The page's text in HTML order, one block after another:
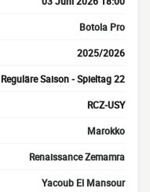
Botola Pro
2025/2026
Reguläre Saison - Spieltag 22
RCZ-USY
Marokko
Renaissance Zemamra
Yacoub El Mansour